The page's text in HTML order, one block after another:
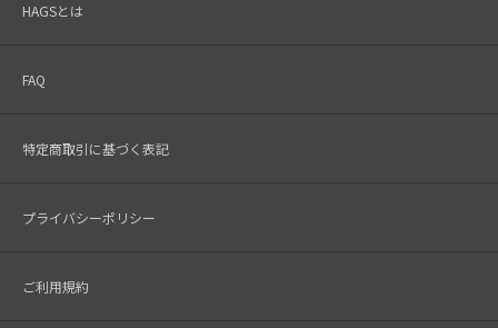
HAGSとは
FAQ
特定商取引に基づく表記
プライバシーポリシー
ご利用規約